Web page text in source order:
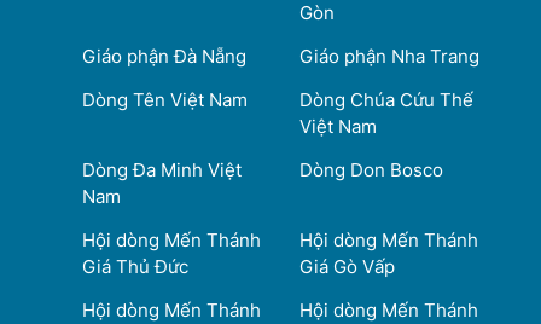
Gòn
Giáo phận Đà Nẵng
Giáo phận Nha Trang
Dòng Tên Việt Nam
Dòng Chúa Cứu Thế
Việt Nam
Dòng Đa Minh Việt
Nam
Dòng Don Bosco
Hội dòng Mến Thánh
Giá Thủ Đức
Hội dòng Mến Thánh
Giá Gò Vấp
Hội dòng Mến Thánh
Hội dòng Mến Thánh